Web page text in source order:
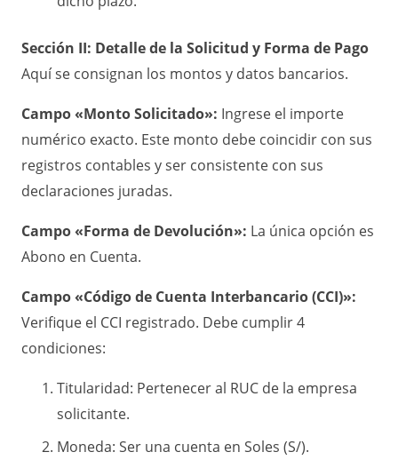
Sección II: Detalle de la Solicitud y Forma de Pago
Aquí se consignan los montos y datos bancarios.
Campo «Monto Solicitado»: Ingrese el importe
numérico exacto. Este monto debe coincidir con sus
registros contables y ser consistente con sus
declaraciones juradas.
Campo «Forma de Devolución»: La única opción es
Abono en Cuenta.
Campo «Código de Cuenta Interbancario (CCI)»:
Verifique el CCI registrado. Debe cumplir 4
condiciones:
Titularidad: Pertenecer al RUC de la empresa
solicitante.
Moneda: Ser una cuenta en Soles (S/).